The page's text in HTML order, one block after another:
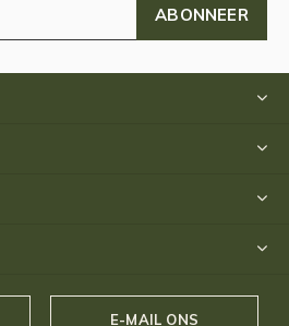
ABONNEER
E-MAIL ONS